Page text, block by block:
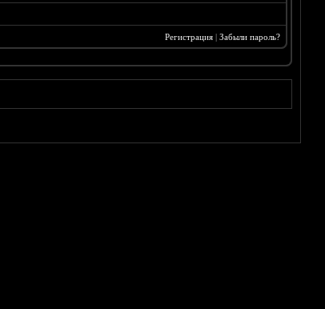
Регистрация| Забыли пароль?